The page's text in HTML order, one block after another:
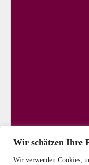
Wir schätzen Ihre
Wir verwenden Cookies,